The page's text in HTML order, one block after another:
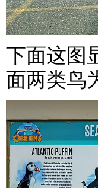
下面这图
面两类鸟